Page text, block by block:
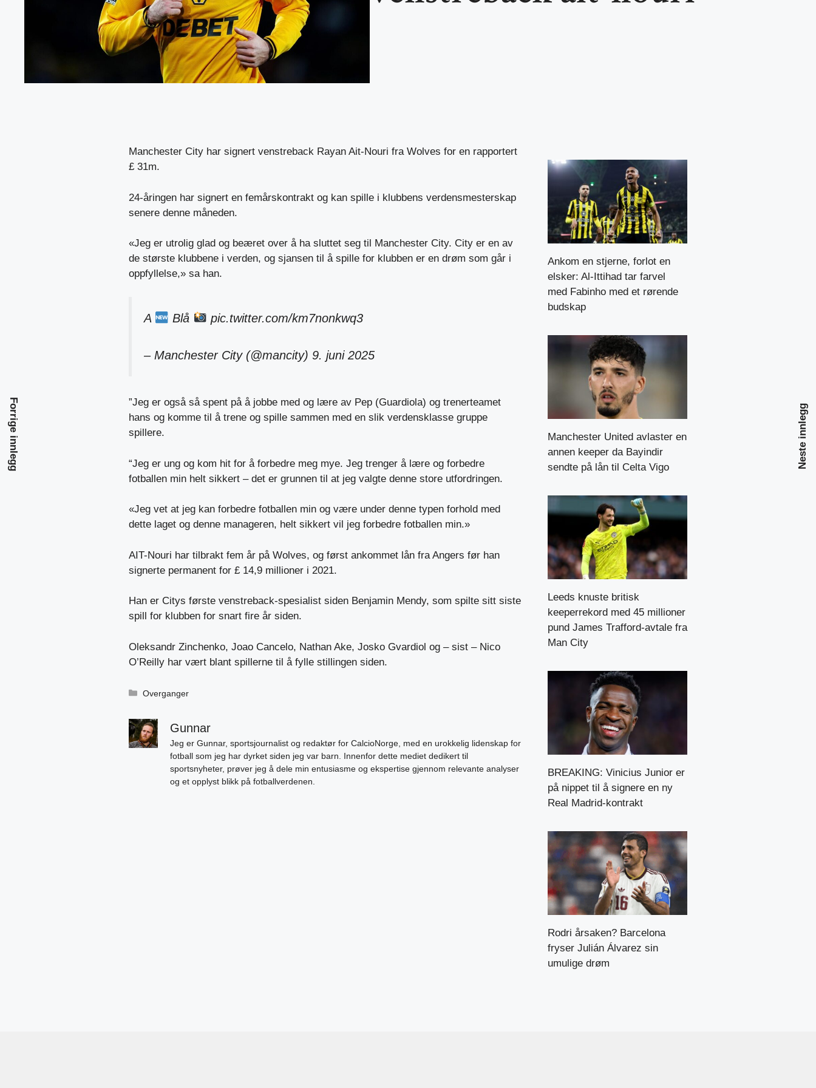
Manchester City har signert venstreback Rayan Ait-Nouri fra Wolves for en rapportert
£ 31m.
24-åringen har signert en femårskontrakt og kan spille i klubbens verdensmesterskap
senere denne måneden.
«Jeg er utrolig glad og beæret over å ha sluttet seg til Manchester City. City er en av
de største klubbene i verden, og sjansen til å spille for klubben er en drøm som går i
oppfyllelse,» sa han.
A Blå pic.twitter.com/km7nonkwq3
– Manchester City (@mancity) 9. juni 2025
”Jeg er også så spent på å jobbe med og lære av Pep (Guardiola) og trenerteamet
hans og komme til å trene og spille sammen med en slik verdensklasse gruppe
spillere.
“Jeg er ung og kom hit for å forbedre meg mye. Jeg trenger å lære og forbedre
fotballen min helt sikkert – det er grunnen til at jeg valgte denne store utfordringen.
«Jeg vet at jeg kan forbedre fotballen min og være under denne typen forhold med
dette laget og denne manageren, helt sikkert vil jeg forbedre fotballen min.»
AIT-Nouri har tilbrakt fem år på Wolves, og først ankommet lån fra Angers før han
signerte permanent for £ 14,9 millioner i 2021.
Han er Citys første venstreback-spesialist siden Benjamin Mendy, som spilte sitt siste
spill for klubben for snart fire år siden.
Oleksandr Zinchenko, Joao Cancelo, Nathan Ake, Josko Gvardiol og – sist – Nico
O’Reilly har vært blant spillerne til å fylle stillingen siden.
Kategorier
Overganger
Gunnar
Jeg er Gunnar, sportsjournalist og redaktør for CalcioNorge, med en urokkelig lidenskap for
fotball som jeg har dyrket siden jeg var barn. Innenfor dette mediet dedikert til
sportsnyheter, prøver jeg å dele min entusiasme og ekspertise gjennom relevante analyser
og et opplyst blikk på fotballverdenen.
Forrige innlegg Neste innlegg
Ankom en stjerne, forlot en
elsker: Al-Ittihad tar farvel
med Fabinho med et rørende
budskap
Manchester United avlaster en
annen keeper da Bayindir
sendte på lån til Celta Vigo
Leeds knuste britisk
keeperrekord med 45 millioner
pund James Trafford-avtale fra
Man City
BREAKING: Vinicius Junior er
på nippet til å signere en ny
Real Madrid-kontrakt
Rodri årsaken? Barcelona
fryser Julián Álvarez sin
umulige drøm